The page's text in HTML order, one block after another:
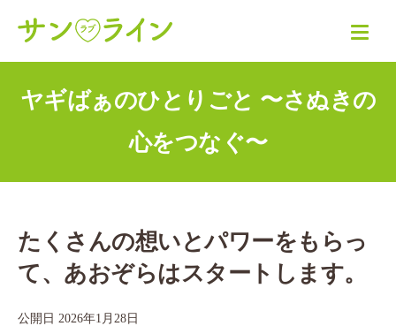
ヤギばぁのひとりごと 〜さぬきの
心をつなぐ〜
たくさんの想いとパワーをもらっ
て、あおぞらはスタートします。
公開日2026年1月28日